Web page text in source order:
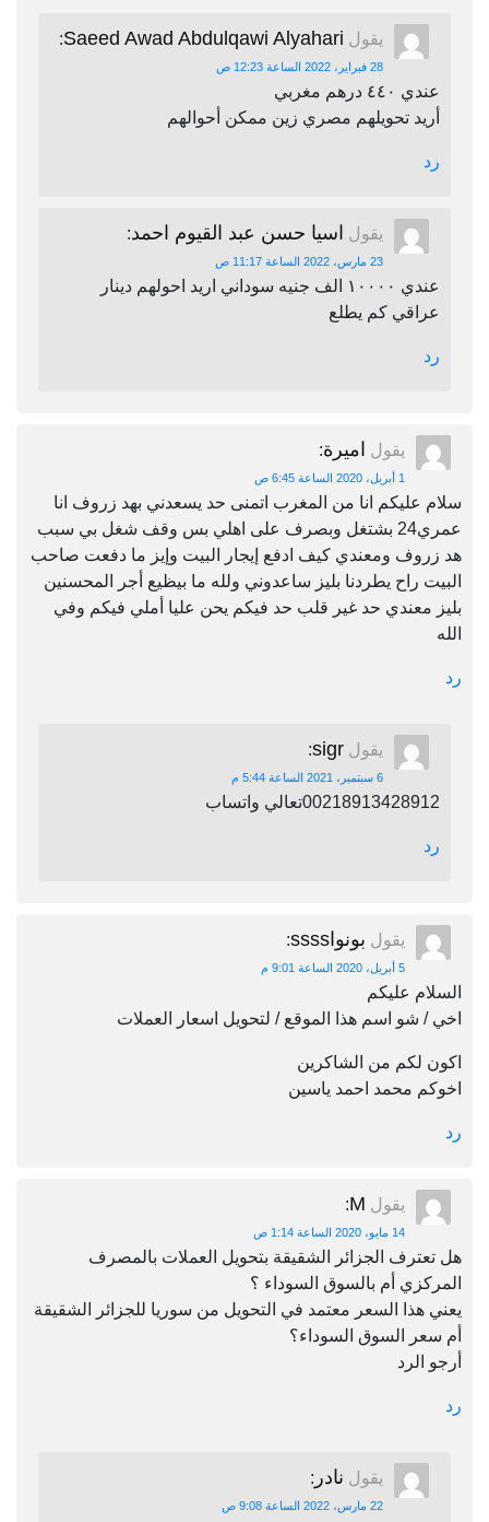
يقول Saeed Awad Abdulqawi Alyahari
:
28 فبراير، 2022 الساعة 12:23 ص
عندي ٤٤٠ درهم مغربي
أريد تحويلهم مصري زين ممكن أحوالهم
رد
يقول اسيا حسن عبد القيوم احمد:
23 مارس، 2022 الساعة 11:17 ص
عندي ١٠٠٠٠ الف جنيه سوداني اريد احولهم دينار
عراقي كم يطلع
رد
يقول اميرة:
1 أبريل، 2020 الساعة 6:45 ص
سلام عليكم انا من المغرب اتمنى حد يسعدني بهد زروف انا
عمري24 بشتغل وبصرف على اهلي بس وقف شغل بي سبب
هد زروف ومعندي كيف ادفع إيجار البيت وإيز ما دفعت صاحب
البيت راح يطردنا بليز ساعدوني ولله ما بيظيع أجر المحسنين
بليز معندي حد غير قلب حد فيكم يحن عليا أملي فيكم وفي
الله
رد
يقول sigr
:
6 سبتمبر، 2021 الساعة 5:44 م
00218913428912تعالي واتساب
رد
يقول بونواssss :
5 أبريل، 2020 الساعة 9:01 م
السلام عليكم
اخي / شو اسم هذا الموقع / لتحويل اسعار العملات
اكون لكم من الشاكرين
اخوكم محمد احمد ياسين
رد
يقول M
:
14 مايو، 2020 الساعة 1:14 ص
هل تعترف الجزائر الشقيقة بتحويل العملات بالمصرف
المركزي أم بالسوق السوداء ؟
يعني هذا السعر معتمد في التحويل من سوريا للجزائر الشقيقة
أم سعر السوق السوداء؟
أرجو الرد
رد
يقول نادر :
22 مارس، 2022 الساعة 9:08 ص